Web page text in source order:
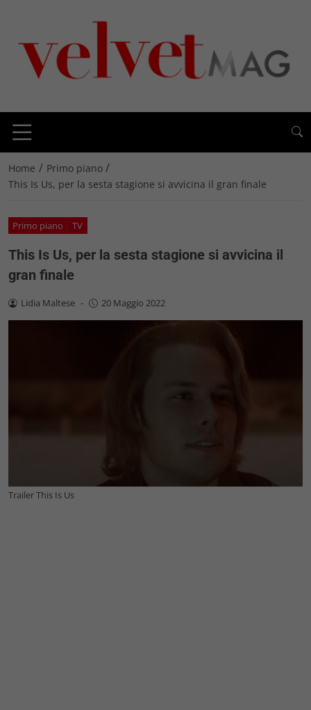
Home / Primo piano /
This Is Us, per la sesta stagione si avvicina il gran finale
Primo piano TV
This Is Us, per la sesta stagione si avvicina il
gran finale
Lidia Maltese - 20 Maggio 2022
Trailer This Is Us